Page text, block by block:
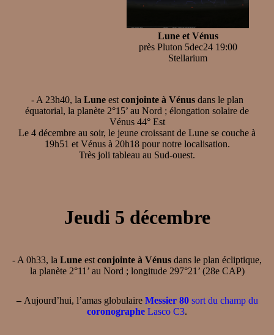
Lune et Vénus
près Pluton 5dec24 19:00
Stellarium
- A 23h40, la Luneest conjointe à Vénusdans le plan
équatorial, la planète 2°15’ au Nord ; élongation solaire de
Vénus 44° Est
Le 4 décembre au soir, le jeune croissant de Lune se couche à
19h51 et Vénus à 20h18 pour notre localisation.
Très joli tableau au Sud-ouest.
Jeudi 5 décembre
- A 0h33, la Lune est conjointe à Vénus dans le plan écliptique,
la planète 2°11’ au Nord ; longitude 297°21’ (28e CAP)
–Aujourd’hui, l’amas globulaire Messier 80sort du champ du
coronographe Lasco C3.